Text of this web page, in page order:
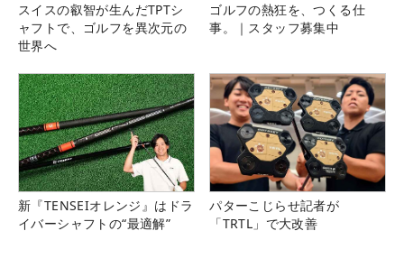
スイスの叡智が生んだTPTシ
ャフトで、ゴルフを異次元の
世界へ
ゴルフの熱狂を、つくる仕
事。｜スタッフ募集中
新『TENSEIオレンジ』はドラ
イバーシャフトの“最適解”
パターこじらせ記者が
「TRTL」で大改善